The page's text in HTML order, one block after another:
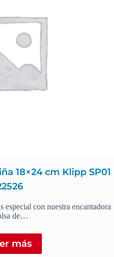
18×24 cm Klipp SP01 
especial con nuestra encantadora
de…
más